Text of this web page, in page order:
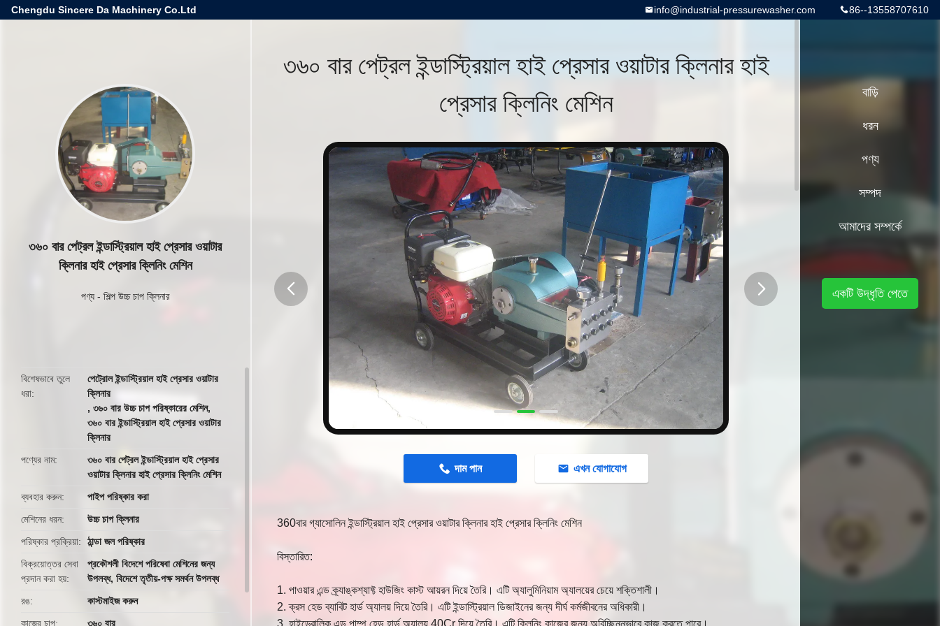
Chengdu Sincere Da Machinery Co.Ltd 86--13558707610
info@industrial-pressurewasher.com
৩৬০ বার পেট্রল ইন্ডাস্ট্রিয়াল হাই প্রেসার ওয়াটার
ক্লিনার হাই প্রেসার ক্লিনিং মেশিন
পণ্য- শিল্প উচ্চ চাপ ক্লিনার
বিশেষভাবে তুলে
ধরা
পেট্রোল ইন্ডাস্ট্রিয়াল হাই প্রেসার ওয়াটার
ক্লিনার
,৩৬০ বার উচ্চ চাপ পরিষ্কারের মেশিন,
৩৬০ বার ইন্ডাস্ট্রিয়াল হাই প্রেসার ওয়াটার
ক্লিনার
পণ্যের নাম
৩৬০ বার পেট্রল ইন্ডাস্ট্রিয়াল হাই প্রেসার
ওয়াটার ক্লিনার হাই প্রেসার ক্লিনিং মেশিন
ব্যবহার করুন
পাইপ পরিষ্কার করা
মেশিনের ধরন
উচ্চ চাপ ক্লিনার
পরিষ্কার প্রক্রিয়া
ঠান্ডা জল পরিষ্কার
বিক্রয়োত্তর সেবা
প্রদান করা হয়
প্রকৌশলী বিদেশে পরিষেবা মেশিনের জন্য
উপলব্ধ, বিদেশে তৃতীয়-পক্ষ সমর্থন উপলব্ধ
রঙ
কাস্টমাইজ করুন
কাজের চাপ
৩৬০ বার
৩৬০ বার পেট্রল ইন্ডাস্ট্রিয়াল হাই প্রেসার ওয়াটার ক্লিনার হাই
প্রেসার ক্লিনিং মেশিন
দাম পান এখন যোগাযোগ
360বার গ্যাসোলিন ইন্ডাস্ট্রিয়াল হাই প্রেসার ওয়াটার ক্লিনার হাই প্রেসার ক্লিনিং মেশিন
বিস্তারিত:
1. পাওয়ার এন্ড ক্র্যাঙ্কশ্যাফ্ট হাউজিং কাস্ট আয়রন দিয়ে তৈরি। এটি অ্যালুমিনিয়াম অ্যালয়ের চেয়ে শক্তিশালী।
2. ক্রস হেড ব্যাবিট হার্ড অ্যালয় দিয়ে তৈরি। এটি ইন্ডাস্ট্রিয়াল ডিজাইনের জন্য দীর্ঘ কর্মজীবনের অধিকারী।
বাড়ি
ধরন
পণ্য
সম্পদ
আমাদের সম্পর্কে
একটি উদ্ধৃতি পেতে